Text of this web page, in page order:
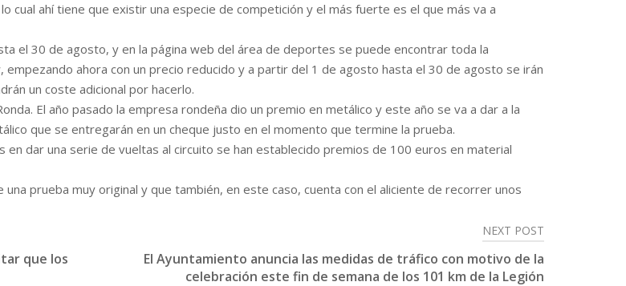
ahí tiene que existir una especie de competición y el más fuerte es el que más va a
el 30 de agosto, y en la página web del área de deportes se puede encontrar toda la
ahora con un precio reducido y a partir del 1 de agosto hasta el 30 de agosto se irán
un coste adicional por hacerlo.
El año pasado la empresa rondeña dio un premio en metálico y este año se va a dar a la
que se entregarán en un cheque justo en el momento que termine la prueba.
dar una serie de vueltas al circuito se han establecido premios de 100 euros en material
prueba muy original y que también, en este caso, cuenta con el aliciente de recorrer unos
que los
NEXT POST
El Ayuntamiento anuncia las medidas de tráfico con motivo de la
celebración este fin de semana de los 101 km de la Legión